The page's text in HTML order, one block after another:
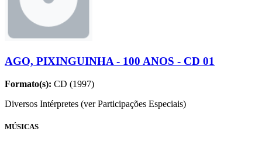
AGO, PIXINGUINHA - 100 ANOS - CD 01
Formato(s): CD (1997)
Diversos Intérpretes (ver Participações Especiais)
MÚSICAS